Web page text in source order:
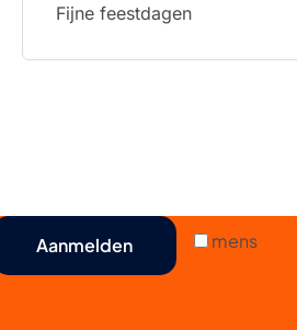
Fijne feestdagen
mens